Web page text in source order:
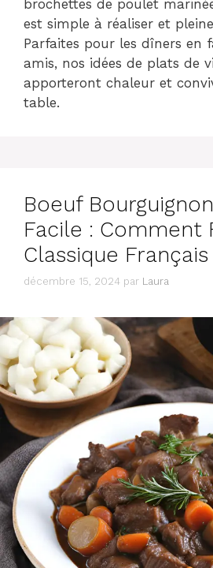
brochettes de poulet
est simple à réaliser et
Parfaites pour les dîners en
amis, nos idées de plats de
apporteront chaleur et
table.
Boeuf
Facile : Comment
Classique Français
décembre 15, 2024 par Laura